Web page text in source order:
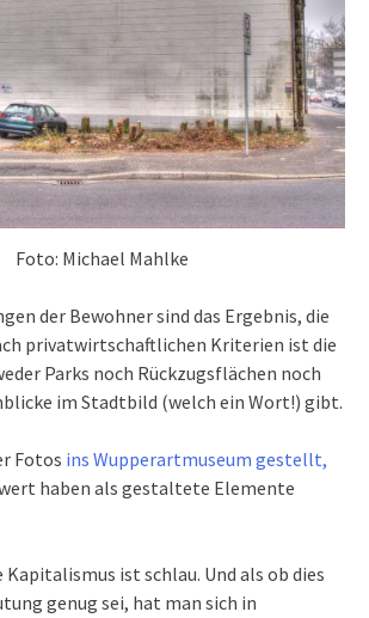
Foto: Michael Mahlke
der Bewohner sind das Ergebnis, die
privatwirtschaftlichen Kriterien ist die
Parks noch Rückzugsflächen noch
im Stadtbild (welch ein Wort!) gibt.
Fotos ins Wupperartmuseum gestellt,
haben als gestaltete Elemente
ist schlau. Und als ob dies
genug sei, hat man sich in